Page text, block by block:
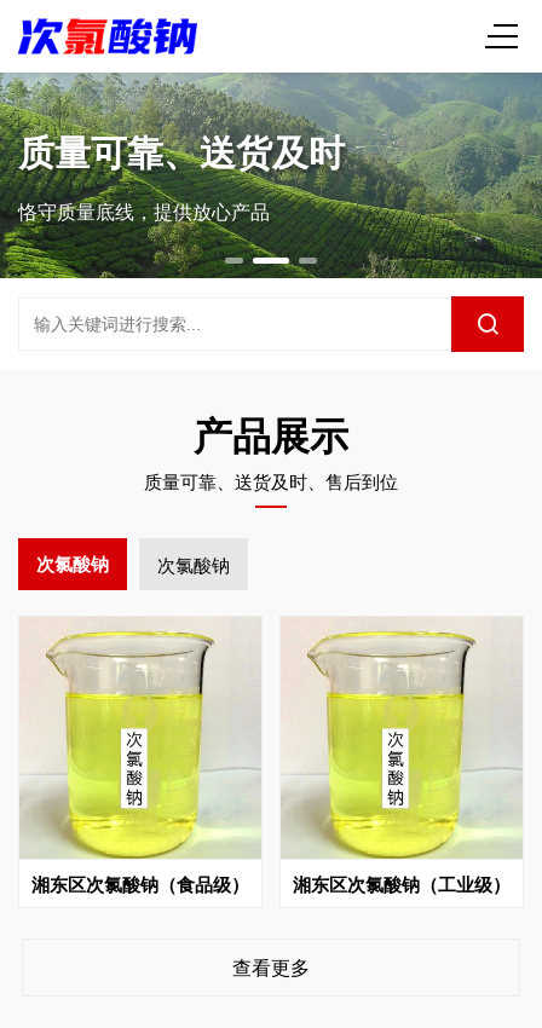
质量可靠、送货及时
恪守质量底线，提供放心产品
产品展示
质量可靠、送货及时、售后到位
次氯酸钠 次氯酸钠
湘东区次氯酸钠（食品级） 湘东区次氯酸钠（工业级）
查看更多